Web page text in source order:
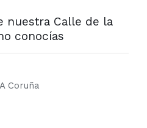
nuestra Calle de la
conocías
Coruña